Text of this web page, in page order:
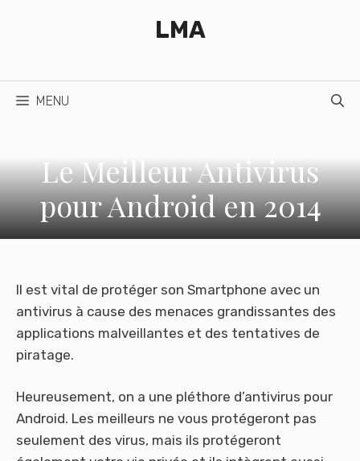
LMA
MENU
Le Meilleur Antivirus
pour Android en 2014
Il est vital de protéger son Smartphone avec un
antivirus à cause des menaces grandissantes des
applications malveillantes et des tentatives de
piratage.
Heureusement, on a une pléthore d’antivirus pour
Android. Les meilleurs ne vous protégeront pas
seulement des virus, mais ils protégeront